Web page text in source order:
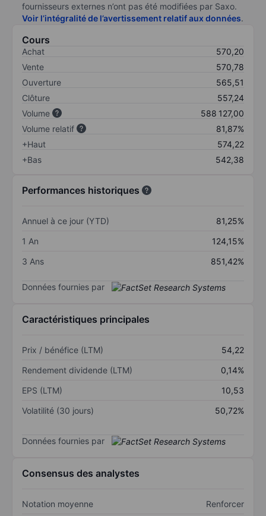
fournisseurs externes n’ont pas été modifiées par Saxo.
Voir l’intégralité de l’avertissement relatif aux données.
Cours
Achat
570,20
Vente
570,78
Ouverture
565,51
Clôture
557,24
Volume
588 127,00
Volume relatif
81,87%
+Haut
574,22
+Bas
542,38
Performances historiques
Annuel à ce jour (YTD)
81,25%
1 An
124,15%
3 Ans
851,42%
Données fournies par
Caractéristiques principales
Prix / bénéfice (LTM)
54,22
Rendement dividende (LTM)
0,14%
EPS (LTM)
10,53
Volatilité (30 jours)
50,72%
Données fournies par
Consensus des analystes
Notation moyenne Renforcer